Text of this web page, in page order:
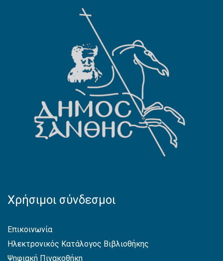
Χρήσιμοι σύνδεσμοι
Επικοινωνία
Ηλεκτρονικός Κατάλογος Βιβλιοθήκης
Ψηφιακή Πινακοθήκη